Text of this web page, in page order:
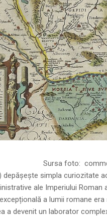
depășește simpla curiozitate
ale Imperiului
a lumii romane
a devenit un laborator